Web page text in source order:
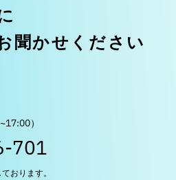
聞 かせ く だ さ い
）
701
おります。